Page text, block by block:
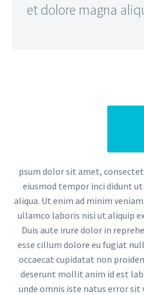
et dolore magna
psum dolor sit amet,
eiusmod tempor inci didunt
aliqua. Ut enim ad minim
ullamco laboris nisi ut aliquip
Duis aute irure dolor in
esse cillum dolore eu fugiat
occaecat cupidatat non
deserunt mollit anim id est
unde omnis iste natus error